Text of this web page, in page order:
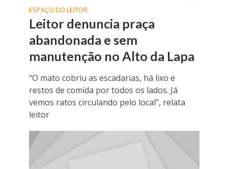
ESPAÇO DO LEITOR
Leitor denuncia praça
abandonada e sem
manutenção no Alto da Lapa
"O mato cobriu as escadarias, há lixo e
restos de comida por todos os lados. Já
vemos ratos circulando pelo local", relata
leitor